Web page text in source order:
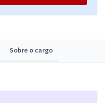
Sobre o cargo